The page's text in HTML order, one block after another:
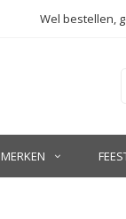
Wel bestellen,
MERKEN